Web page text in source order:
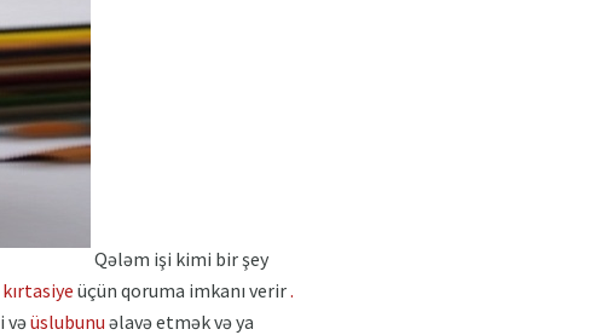
Qələm işi kimi bir şey
kırtasiye üçün qoruma imkanı verir.
vəüslubunu əlavə etmək və ya